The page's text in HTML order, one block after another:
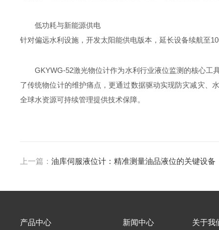
低功耗与新能源供电
针对偏远水利设施，开发太阳能供电版本，延长设备续航至10
GKYWG-52激光物位计作为水利行业液位监测的核心工
了传统物位计的维护痛点，更通过数据驱动实现防灾减灾、
全球水资源可持续管理提供技术保障。
上一篇： 油库伺服液位计：精准测量油品液位的关键设备
产品中心 新闻中心 关于我